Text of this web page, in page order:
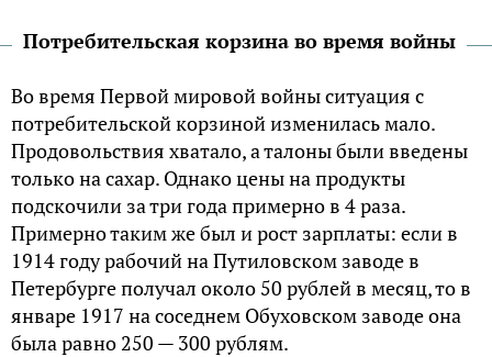
Потребительская корзина во время войны
Во время Первой мировой войны ситуация с
потребительской корзиной изменилась мало.
Продовольствия хватало, а талоны были введены
только на сахар. Однако цены на продукты
подскочили за три года примерно в 4 раза.
Примерно таким же был и рост зарплаты: если в
1914 году рабочий на Путиловском заводе в
Петербурге получал около 50 рублей в месяц, то в
январе 1917 на соседнем Обуховском заводе она
была равно 250 — 300 рублям.